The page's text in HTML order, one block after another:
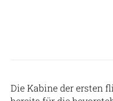
Die Kabine der ersten